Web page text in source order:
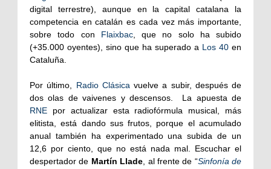
digital terrestre), aunque en la capital catalana la
competencia en catalán es cada vez más importante,
sobre todo con Flaixbac, que no solo ha subido
(+35.000 oyentes), sino que ha superado a Los 40 en
Cataluña.
Por último, Radio Clásicavuelve a subir, después de
dos olas de vaivenes y descensos.
La apuesta de
RNE por actualizar esta radiofórmula musical, más
elitista, está dando sus frutos, porque el acumulado
anual también ha experimentado una subida de un
12,6 por ciento, que no está nada mal. Escuchar el
despertador de Martín Llade, al frente de “Sinfonía de